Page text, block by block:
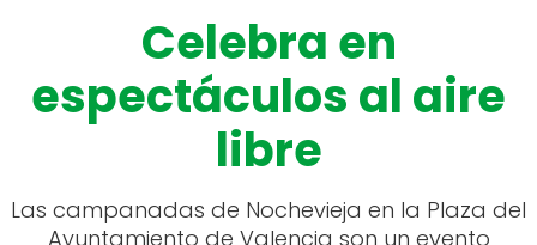
Celebra en
espectáculos al aire
libre
Las campanadas de Nochevieja en la Plaza del
Ayuntamiento de Valencia son un evento